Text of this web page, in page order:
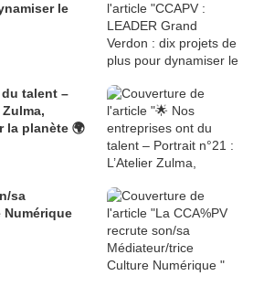
le
talent –
Zulma,
la planète 🌍
sa
Numérique